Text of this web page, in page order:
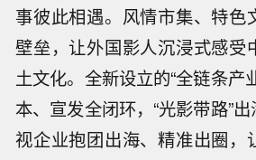
事彼此相遇。风情市集、特色
壁垒，让外国影人沉浸式感受
土文化。全新设立的“全链条产
本、宣发全闭环，“光影带路”
视企业抱团出海、精准出圈，